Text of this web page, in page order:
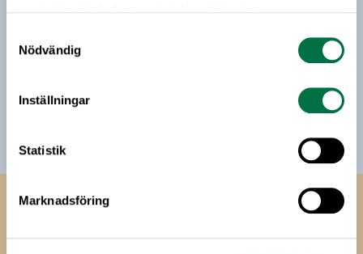
Nödvändig
Inställningar
Statistik
Marknadsföring
Jag vill få relevant information från Livsmedelsföretagen
sälja min personliga information. Jag kan när som helst
avsluta prenumerationen.
Livsmedels­företagen
Livsmedelsföretagen